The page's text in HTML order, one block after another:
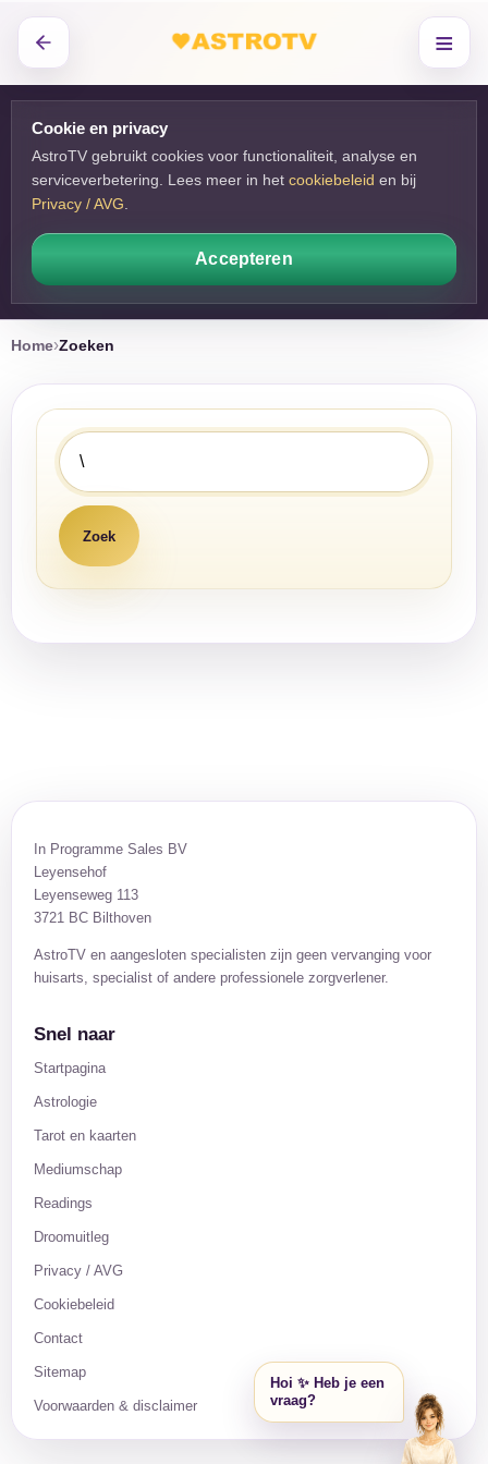
≡
Cookie en privacy
AstroTV gebruikt cookies voor functionaliteit, analyse en
serviceverbetering. Lees meer in het cookiebeleid en bij
Privacy / AVG
Accepteren
Home Zoeken
In Programme Sales BV
Leyensehof
Leyenseweg 113
3721 BC Bilthoven
AstroTV en aangesloten specialisten zijn geen vervanging voor
huisarts, specialist of andere professionele zorgverlener.
Snel naar
Startpagina
Astrologie
Tarot en kaarten
Mediumschap
Readings
Droomuitleg
Privacy / AVG
Cookiebeleid
Contact
Sitemap
Voorwaarden & disclaimer
Hoi ✨ Heb je een
vraag?